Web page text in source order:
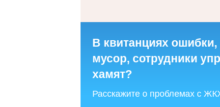
В квитанциях
мусор, сотрудники
хамят?
Расскажите о проблемах с